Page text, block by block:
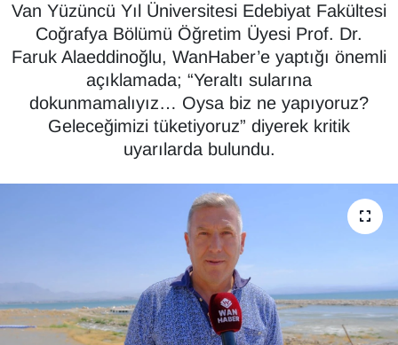
Van Yüzüncü Yıl Üniversitesi Edebiyat Fakültesi
Coğrafya Bölümü Öğretim Üyesi Prof. Dr.
Faruk Alaeddinoğlu, WanHaber’e yaptığı önemli
açıklamada; “Yeraltı sularına
dokunmamalıyız… Oysa biz ne yapıyoruz?
Geleceğimizi tüketiyoruz” diyerek kritik
uyarılarda bulundu.
ÇEVRE
Deprem
Dernekler, Odalar
Eleman
Tüm Manşetler
Son Dakika Haberleri
Haber Arşivi